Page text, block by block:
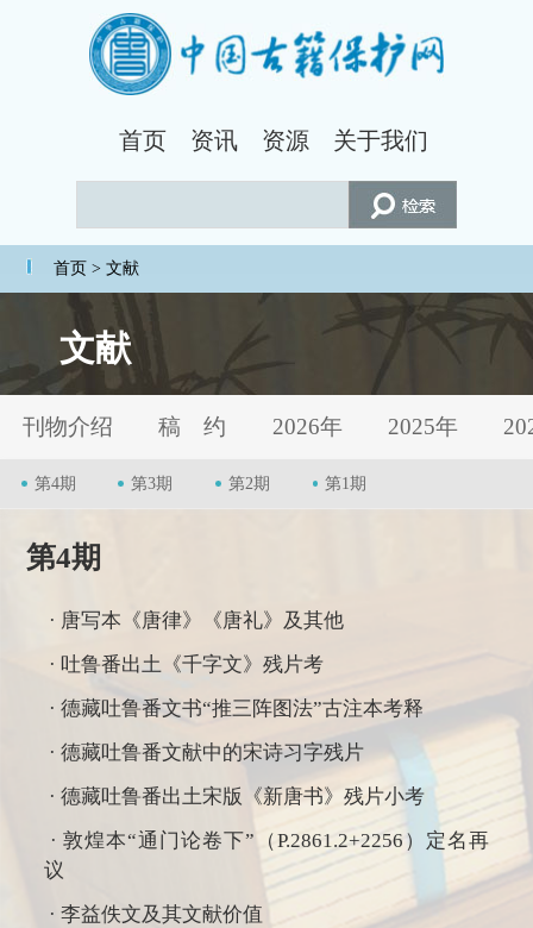
首页 资讯 资源 关于我们
首页 > 文献
文献
刊物介绍 稿 约 2026年 2025年
第4期 第3期 第2期 第1期
第4期
· 唐写本《唐律》《唐礼》及其他
· 吐鲁番出土《千字文》残片考
· 德藏吐鲁番文书“推三阵图法”古注本考释
· 德藏吐鲁番文献中的宋诗习字残片
· 德藏吐鲁番出土宋版《新唐书》残片小考
· 敦煌本“通门论卷下”（P.2861.2+2256）定名再
议
· 李益佚文及其文献价值